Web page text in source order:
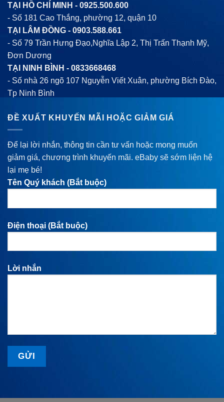
TẠI HỒ CHÍ MINH - 0925.500.600
- Số 181 Cao Thắng, phường 12, quận 10
TẠI LÂM ĐỒNG - 0903.588.661
- Số 79 Trần Hưng Đạo,Nghĩa Lập 2, Thị Trấn Thạnh Mỹ,
Đơn Dương
TẠI NINH BÌNH - 0833668468
- Số nhà 26 ngõ 107 Nguyễn Viết Xuân, phường Bích Đào,
Tp Ninh Bình
ĐỀ XUẤT KHUYẾN MÃI HOẶC GIẢM GIÁ
Để lại lời nhắn, thông tin cần tư vấn hoặc mong muốn
giảm giá, chương trình khuyến mãi. eBaby sẽ sớm liện hệ
lại mẹ bé!
Tên Quý khách (Bắt buộc)
Điện thoại (Bắt buộc)
Lời nhắn